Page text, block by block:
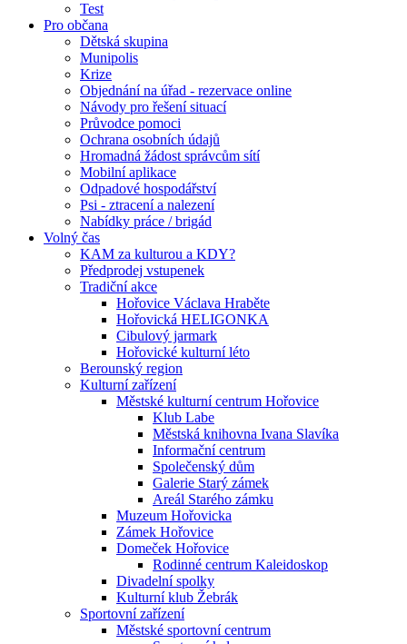
Test
Pro občana
Dětská skupina
Munipolis
Krize
Objednání na úřad - rezervace online
Návody pro řešení situací
Průvodce pomoci
Ochrana osobních údajů
Hromadná žádost správcům sítí
Mobilní aplikace
Odpadové hospodářství
Psi - ztracení a nalezení
Nabídky práce / brigád
Volný čas
KAM za kulturou a KDY?
Předprodej vstupenek
Tradiční akce
Hořovice Václava Hraběte
Hořovická HELIGONKA
Cibulový jarmark
Hořovické kulturní léto
Berounský region
Kulturní zařízení
Městské kulturní centrum Hořovice
Klub Labe
Městská knihovna Ivana Slavíka
Informační centrum
Společenský dům
Galerie Starý zámek
Areál Starého zámku
Muzeum Hořovicka
Zámek Hořovice
Domeček Hořovice
Rodinné centrum Kaleidoskop
Divadelní spolky
Kulturní klub Žebrák
Sportovní zařízení
Městské sportovní centrum